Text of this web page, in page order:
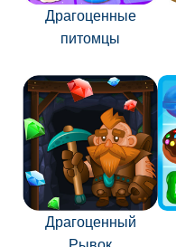
Драгоценные
питомцы
Драгоценный